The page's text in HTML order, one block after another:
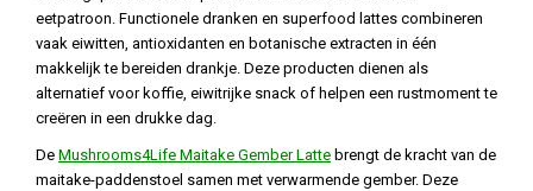
eetpatroon. Functionele dranken en superfood lattes combineren
vaak eiwitten, antioxidanten en botanische extracten in één
makkelijk te bereiden drankje. Deze producten dienen als
alternatief voor koffie, eiwitrijke snack of helpen een rustmoment te
creëren in een drukke dag.
De Mushrooms4Life Maitake Gember Latte brengt de kracht van de
maitake-paddenstoel samen met verwarmende gember. Deze